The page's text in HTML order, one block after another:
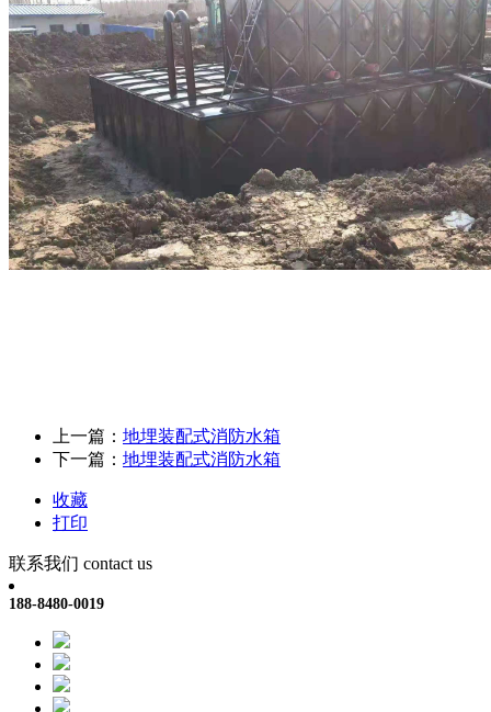
上一篇： 地埋装配式消防水箱
下一篇： 地埋装配式消防水箱
收藏
打印
联系我们 contact us
188-8480-0019